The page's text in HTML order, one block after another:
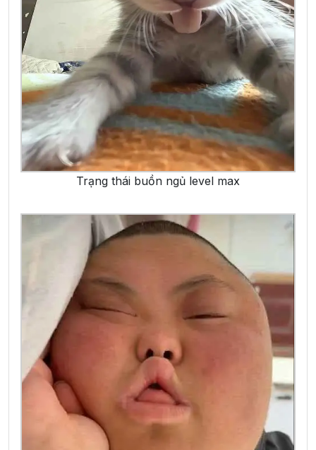
Trạng thái buồn ngủ level max